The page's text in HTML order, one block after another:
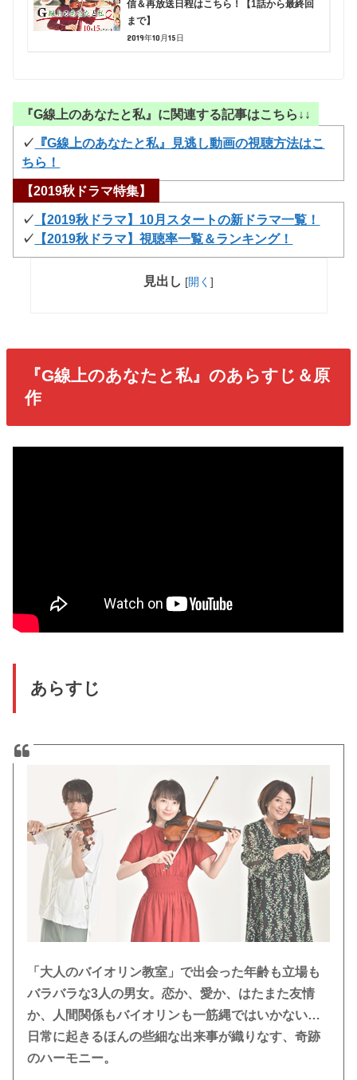
信＆再放送日程はこちら！【1話から最終回
まで】
2019年10月15日
『G線上のあなたと私』に関連する記事はこちら↓↓
✓ 『G線上のあなたと私』見逃し動画の視聴方法はこ
ちら！
【2019秋ドラマ特集】
✓ 【2019秋ドラマ】10月スタートの新ドラマ一覧！
✓ 【2019秋ドラマ】視聴率一覧＆ランキング！
見出し [開く ]
『G線上のあなたと私』のあらすじ＆原
作
あらすじ
「大人のバイオリン教室」で出会った年齢も立場も
バラバラな3人の男女。恋か、愛か、はたまた友情
か、人間関係もバイオリンも一筋縄ではいかない…
日常に起きるほんの些細な出来事が織りなす、奇跡
のハーモニー。